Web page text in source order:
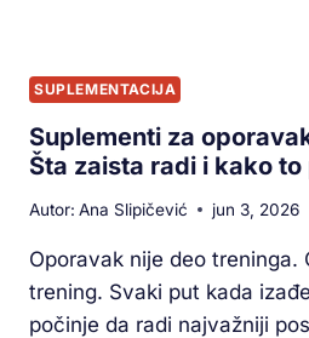
SUPLEMENTACIJA
Suplementi za
Šta zaista radi i kako
Autor: Ana Slipičević jun 3, 2026
Oporavak nije deo treninga.
trening. Svaki put kada
počinje da radi najvažniji